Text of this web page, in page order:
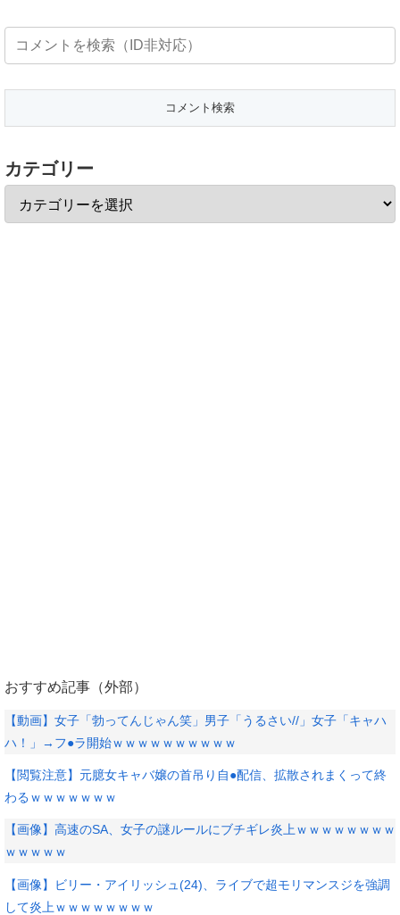
カテゴリー
おすすめ記事（外部）
【動画】女子「勃ってんじゃん笑」男子「うるさい//」女子「キャハ
ハ！」→フ●ラ開始ｗｗｗｗｗｗｗｗｗｗ
【閲覧注意】元臆女キャバ嬢の首吊り自●配信、拡散されまくって終
わるｗｗｗｗｗｗｗ
【画像】高速のSA、女子の謎ルールにブチギレ炎上ｗｗｗｗｗｗｗｗ
ｗｗｗｗｗ
【画像】ビリー・アイリッシュ(24)、ライブで超モリマンスジを強調
して炎上ｗｗｗｗｗｗｗｗ